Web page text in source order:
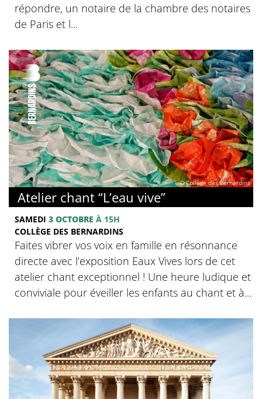
répondre, un notaire de la chambre des notaires
de Paris et l...
© Collège des Bernardins
Atelier chant “L’eau vive”
SAMEDI 3 OCTOBRE À 15H
COLLÈGE DES BERNARDINS
Faites vibrer vos voix en famille en résonnance
directe avec l’exposition Eaux Vives lors de cet
atelier chant exceptionnel ! Une heure ludique et
conviviale pour éveiller les enfants au chant et à...